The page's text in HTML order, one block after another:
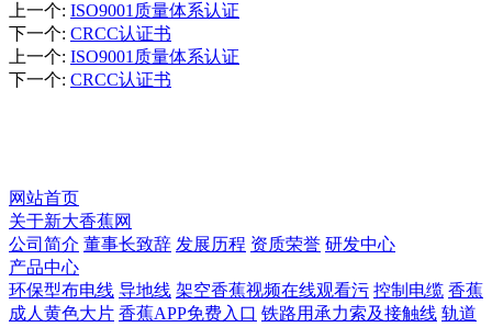
上一个: ISO9001质量体系认证
下一个: CRCC认证书
上一个: ISO9001质量体系认证
下一个: CRCC认证书
网站首页
关于新大香蕉网
公司简介 董事长致辞 发展历程 资质荣誉 研发中心
产品中心
环保型布电线 导地线 架空香蕉视频在线观看污 控制电缆 香蕉
成人黄色大片 香蕉APP免费入口 铁路用承力索及接触线 轨道